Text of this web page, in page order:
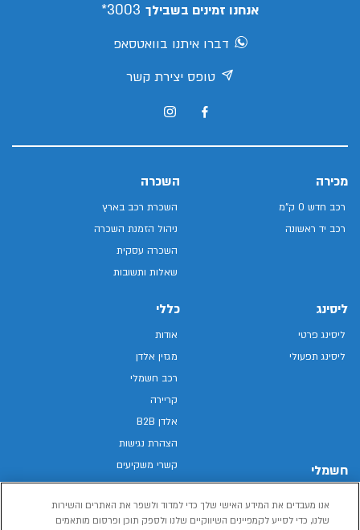
אנחנו זמינים בשבילך 3003*
דברו איתנו בוואטסאפ
טופס יצירת קשר
מכירה
רכב חדש 0 ק"מ
רכב יד ראשונה
השכרה
השכרת רכב בארץ
ניהול הזמנת השכרה
השכרה עסקית
שאלות ותשובות
ליסינג
ליסינג פרטי
ליסינג תפעולי
חשמלי
רכב חשמלי
כללי
אודות
מגזין אלדן
רכב חשמלי
קריירה
אלדן B2B
הצהרת נגישות
קשרי משקיעים
מפת האתר
מדיניות פרטיות
אנו מעבדים את המידע האישי שלך כדי למדוד ולשפר את האתרים והשירות
שלנו, כדי לסייע לקמפיינים השיווקיים שלנו ולספק תוכן ופרסום מותאמים